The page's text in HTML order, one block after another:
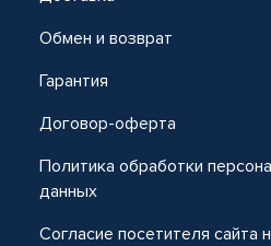
Обмен и возврат
Гарантия
Договор-оферта
Политика обработки
данных
Согласие посетителя сайта